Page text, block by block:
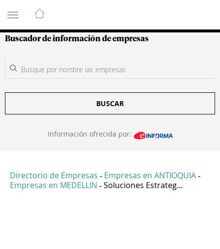
Guía de Empresas Colombianas
Buscador de información de empresas
BUSCAR
Información ofrecida por:
Directorio de Empresas - Empresas en ANTIOQUIA -
Empresas en MEDELLIN - Soluciones Estrateg...